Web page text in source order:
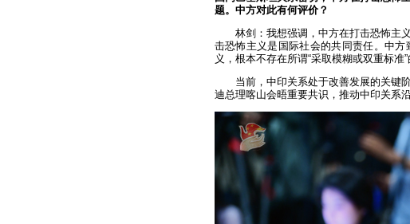
题。中方对此有何评价？
林剑：我想强调，中方在打击恐怖主
击恐怖主义是国际社会的共同责任。中
义，根本不存在所谓“采取模糊或双重标准”
当前，中印关系处于改善发展的关键
迪总理喀山会晤重要共识，推动中印关系